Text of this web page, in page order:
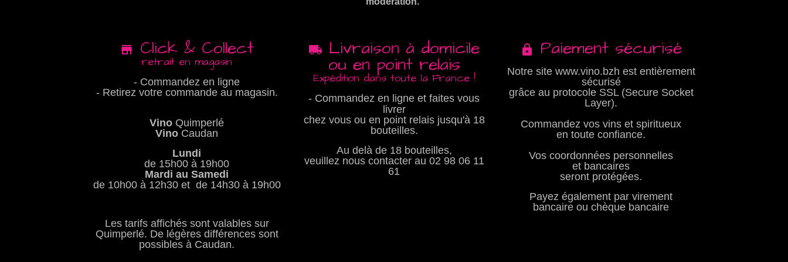
Click & Collect
retrait en magasin
- Commandez en ligne
- Retirez votre commande au magasin.
Vino Quimperlé
Vino Caudan
Lundi
de 15h00 à 19h00
Mardi au Samedi
de 10h00 à 12h30 et de 14h30 à 19h00
Les tarifs affichés sont valables sur
Quimperlé. De légères différences sont
possibles à Caudan.
Livraison à domicile
ou en point relais
Expédition dans toute la France !
- Commandez en ligne et faites vous
livrer
chez vous ou en point relais jusqu'à 18
bouteilles.
Au delà de 18 bouteilles,
veuillez nous contacter au 02 98 06 11
61
Paiement sécurisé
Notre site www.vino.bzh est entièrement
sécurisé
grâce au protocole SSL (Secure Socket
Layer).
Commandez vos vins et spiritueux
en toute confiance.
Vos coordonnées personnelles
et bancaires
seront protégées.
Payez également par virement
bancaire ou chèque bancaire